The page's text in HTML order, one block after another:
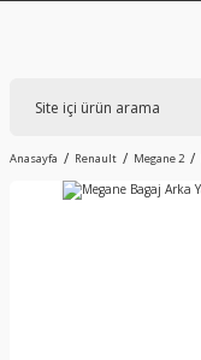
Anasayfa Renault Megane 2